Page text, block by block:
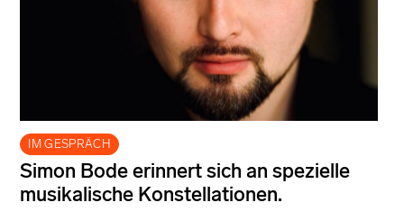
IM GESPRÄCH
Simon Bode erinnert sich an spezielle
musikalische Konstellationen.